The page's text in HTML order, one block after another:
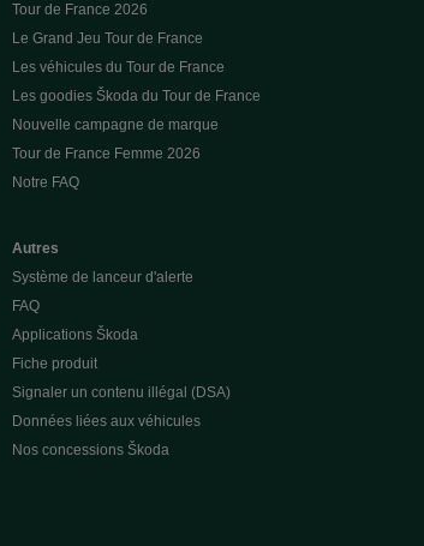
Tour de France 2026
Le Grand Jeu Tour de France
Les véhicules du Tour de France
Les goodies Škoda du Tour de France
Nouvelle campagne de marque
Tour de France Femme 2026
Notre FAQ
Autres
Système de lanceur d'alerte
FAQ
Applications Škoda
Fiche produit
Signaler un contenu illégal (DSA)
Données liées aux véhicules
Nos concessions Škoda